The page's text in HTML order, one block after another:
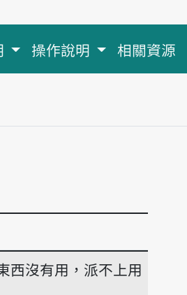
操作說明 相關資源
西沒有用，派不上用